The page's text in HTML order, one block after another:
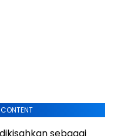
sebagai